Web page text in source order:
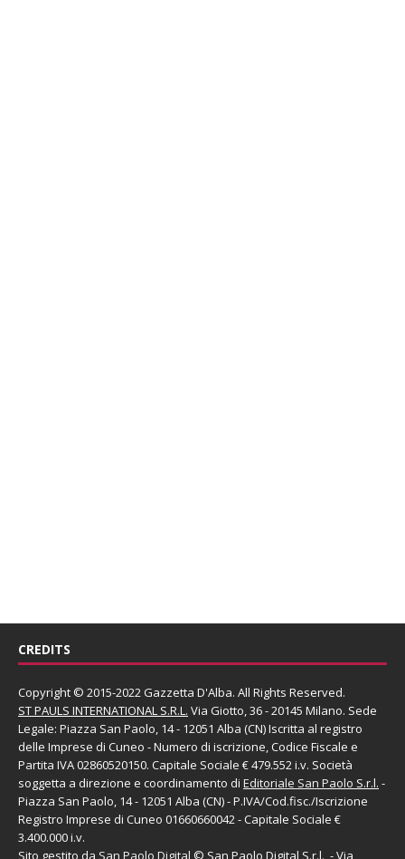
CREDITS
Copyright © 2015-2022 Gazzetta D'Alba. All Rights Reserved.
ST PAULS INTERNATIONAL S.R.L. Via Giotto, 36 - 20145 Milano. Sede
Legale: Piazza San Paolo, 14 - 12051 Alba (CN) Iscritta al registro
delle Imprese di Cuneo - Numero di iscrizione, Codice Fiscale e
Partita IVA 02860520150. Capitale Sociale € 479.552 i.v. Società
soggetta a direzione e coordinamento di Editoriale San Paolo S.r.l. -
Piazza San Paolo, 14 - 12051 Alba (CN) - P.IVA/Cod.fisc./Iscrizione
Registro Imprese di Cuneo 01660660042 - Capitale Sociale €
3.400.000 i.v.
Sito gestito da San Paolo Digital © San Paolo Digital S.r.l. , - Via